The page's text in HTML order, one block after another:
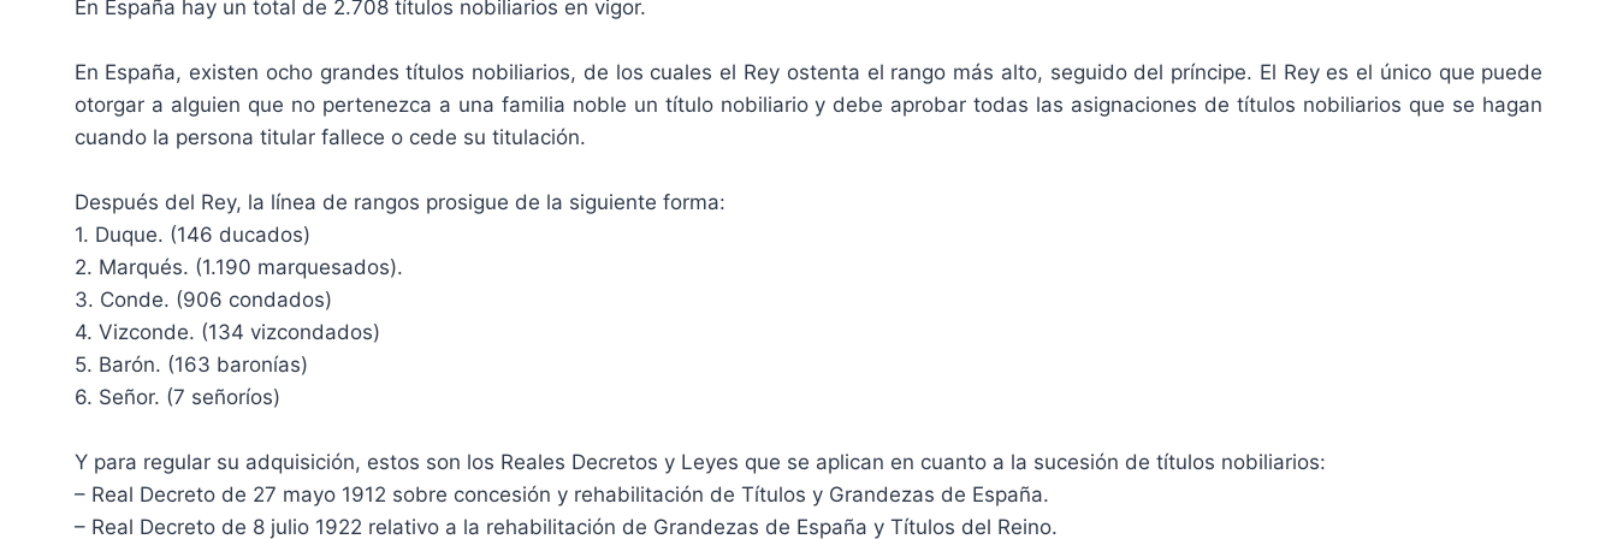
En España hay un total de 2.708 títulos nobiliarios en vigor.
En España, existen ocho grandes títulos nobiliarios, de los cuales el Rey ostenta el rango más alto, seguido del príncipe. El Rey es el único que puede
otorgar a alguien que no pertenezca a una familia noble un título nobiliario y debe aprobar todas las asignaciones de títulos nobiliarios que se hagan
cuando la persona titular fallece o cede su titulación.
Después del Rey, la línea de rangos prosigue de la siguiente forma:
1. Duque. (146 ducados)
2. Marqués. (1.190 marquesados).
3. Conde. (906 condados)
4. Vizconde. (134 vizcondados)
5. Barón. (163 baronías)
6. Señor. (7 señoríos)
Y para regular su adquisición, estos son los Reales Decretos y Leyes que se aplican en cuanto a la sucesión de títulos nobiliarios:
– Real Decreto de 27 mayo 1912 sobre concesión y rehabilitación de Títulos y Grandezas de España.
– Real Decreto de 8 julio 1922 relativo a la rehabilitación de Grandezas de España y Títulos del Reino.